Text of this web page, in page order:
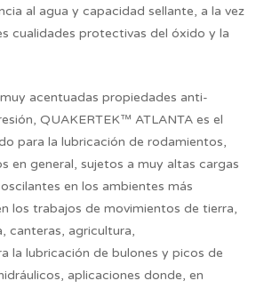
al agua y capacidad sellante, a la vez
cualidades protectivas del óxido y la
acentuadas propiedades anti-
QUAKERTEK™ ATLANTA es el
para la lubricación de rodamientos,
en general, sujetos a muy altas cargas
en los ambientes más
los trabajos de movimientos de tierra,
canteras, agricultura,
la lubricación de bulones y picos de
aplicaciones donde, en